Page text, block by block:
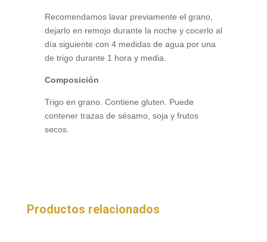
Recomendamos lavar previamente el grano,
dejarlo en remojo durante la noche y cocerlo al
día siguiente con 4 medidas de agua por una
de trigo durante 1 hora y media.
Composición
Trigo en grano. Contiene gluten. Puede
contener trazas de sésamo, soja y frutos
secos.
Productos relacionados